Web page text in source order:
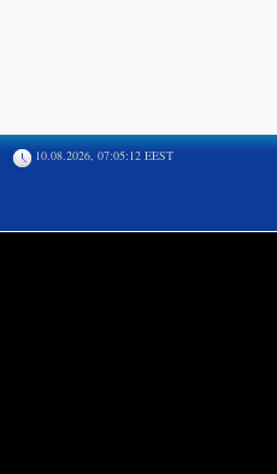
10.08.2026, 07:05:12 EEST